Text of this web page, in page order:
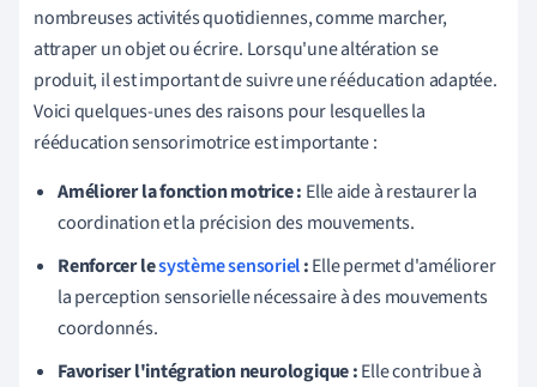
nombreuses activités quotidiennes, comme marcher,
attraper un objet ou écrire. Lorsqu'une altération se
produit, il est important de suivre une rééducation adaptée.
Voici quelques-unes des raisons pour lesquelles la
rééducation sensorimotrice est importante :
Améliorer la fonction motrice : Elle aide à restaurer la
coordination et la précision des mouvements.
Renforcer lesystème sensoriel:Elle permet d'améliorer
la perception sensorielle nécessaire à des mouvements
coordonnés.
Favoriser l'intégration neurologique :Elle contribue à